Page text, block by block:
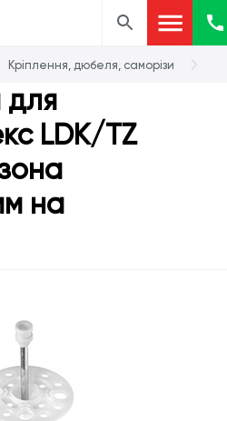
Кріплення, дюбеля, саморізи
LDK/TZ
на